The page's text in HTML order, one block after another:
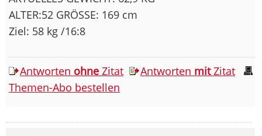
ALTER:52 GRÖSSE: 169 cm
Ziel: 58 kg /16:8
Antworten ohne Zitat Antworten mitZitat
Themen-Abo bestellen